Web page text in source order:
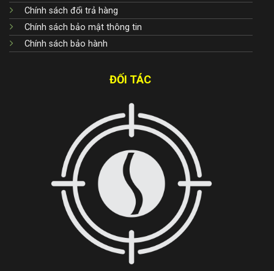
Chính sách đổi trả hàng
Chính sách bảo mật thông tin
Chính sách bảo hành
ĐỐI TÁC